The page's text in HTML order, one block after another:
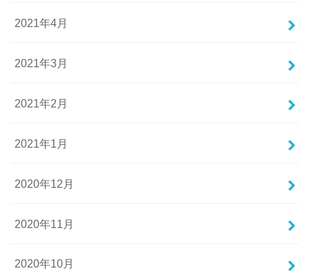
2021年4月
2021年3月
2021年2月
2021年1月
2020年12月
2020年11月
2020年10月